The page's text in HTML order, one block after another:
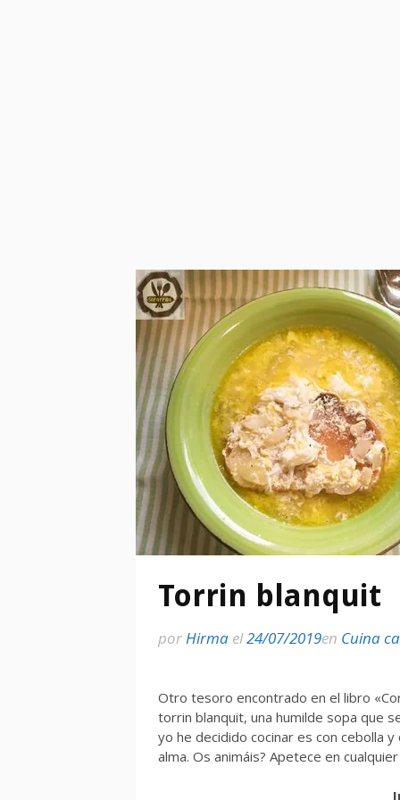
Torrin blanquit
porHirma el24/07/2019en Cuina
Otro tesoro encontrado en el libro
torrin blanquit, una humilde sopa que
yo he decidido cocinar es con cebolla
alma. Os animáis? Apetece en